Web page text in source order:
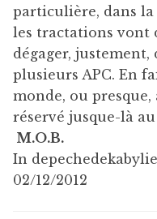
particulière, dans
les tractations vont
dégager, justement,
plusieurs APC. En
monde, ou presque,
réservé jusque-là au
M.O.B.
In
02/12/2012